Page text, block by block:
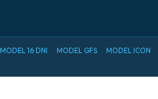
MODEL 16 DNI MODEL GFS MODEL ICON